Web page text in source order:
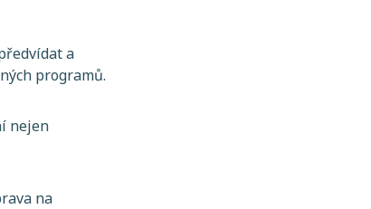
a
programů.
nejen
na